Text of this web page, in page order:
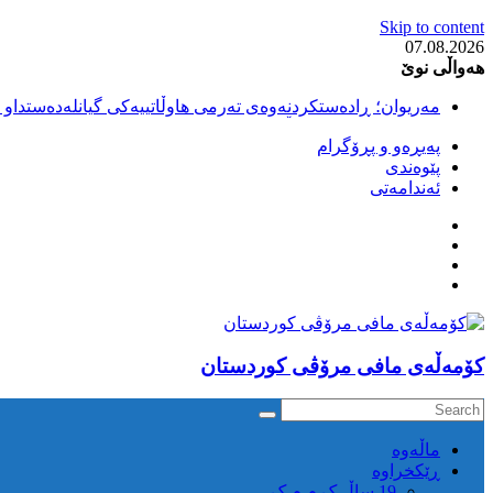
Skip to content
07.08.2026
هەواڵی نوێ
مەریوان؛ ڕادەستکردنەوەی تەرمی هاوڵاتییەکی
سەقز؛ دەسبەسەری دوو گەنج لەلایەن هێزە ئەمنییەکانی
کوژرانی هاوڵاتییەکی خەڵکی سەردەشت لە کاتی کۆڵبەری لە
مەریوان و ڕوانسەر؛ کوژرانی دوو هاوڵاتی لە کاتی
پەیڕەو و پڕۆگرام
پێوەندی
ئەندامەتی
كۆمه‌ڵه‌ی مافی مرۆڤی کوردستان
ماڵه‌وه‌
ڕێکخراوە